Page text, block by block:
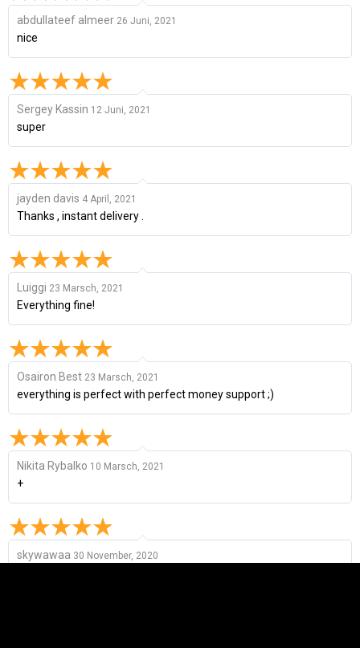
abdullateef almeer 26 Juni, 2021
nice
Sergey Kassin 12 Juni, 2021
super
jayden davis 4 April, 2021
Thanks , instant delivery .
Luiggi 23 Marsch, 2021
Everything fine!
Osairon Best 23 Marsch, 2021
everything is perfect with perfect money support ;)
Nikita Rybalko 10 Marsch, 2021
+
skywawaa 30 November, 2020